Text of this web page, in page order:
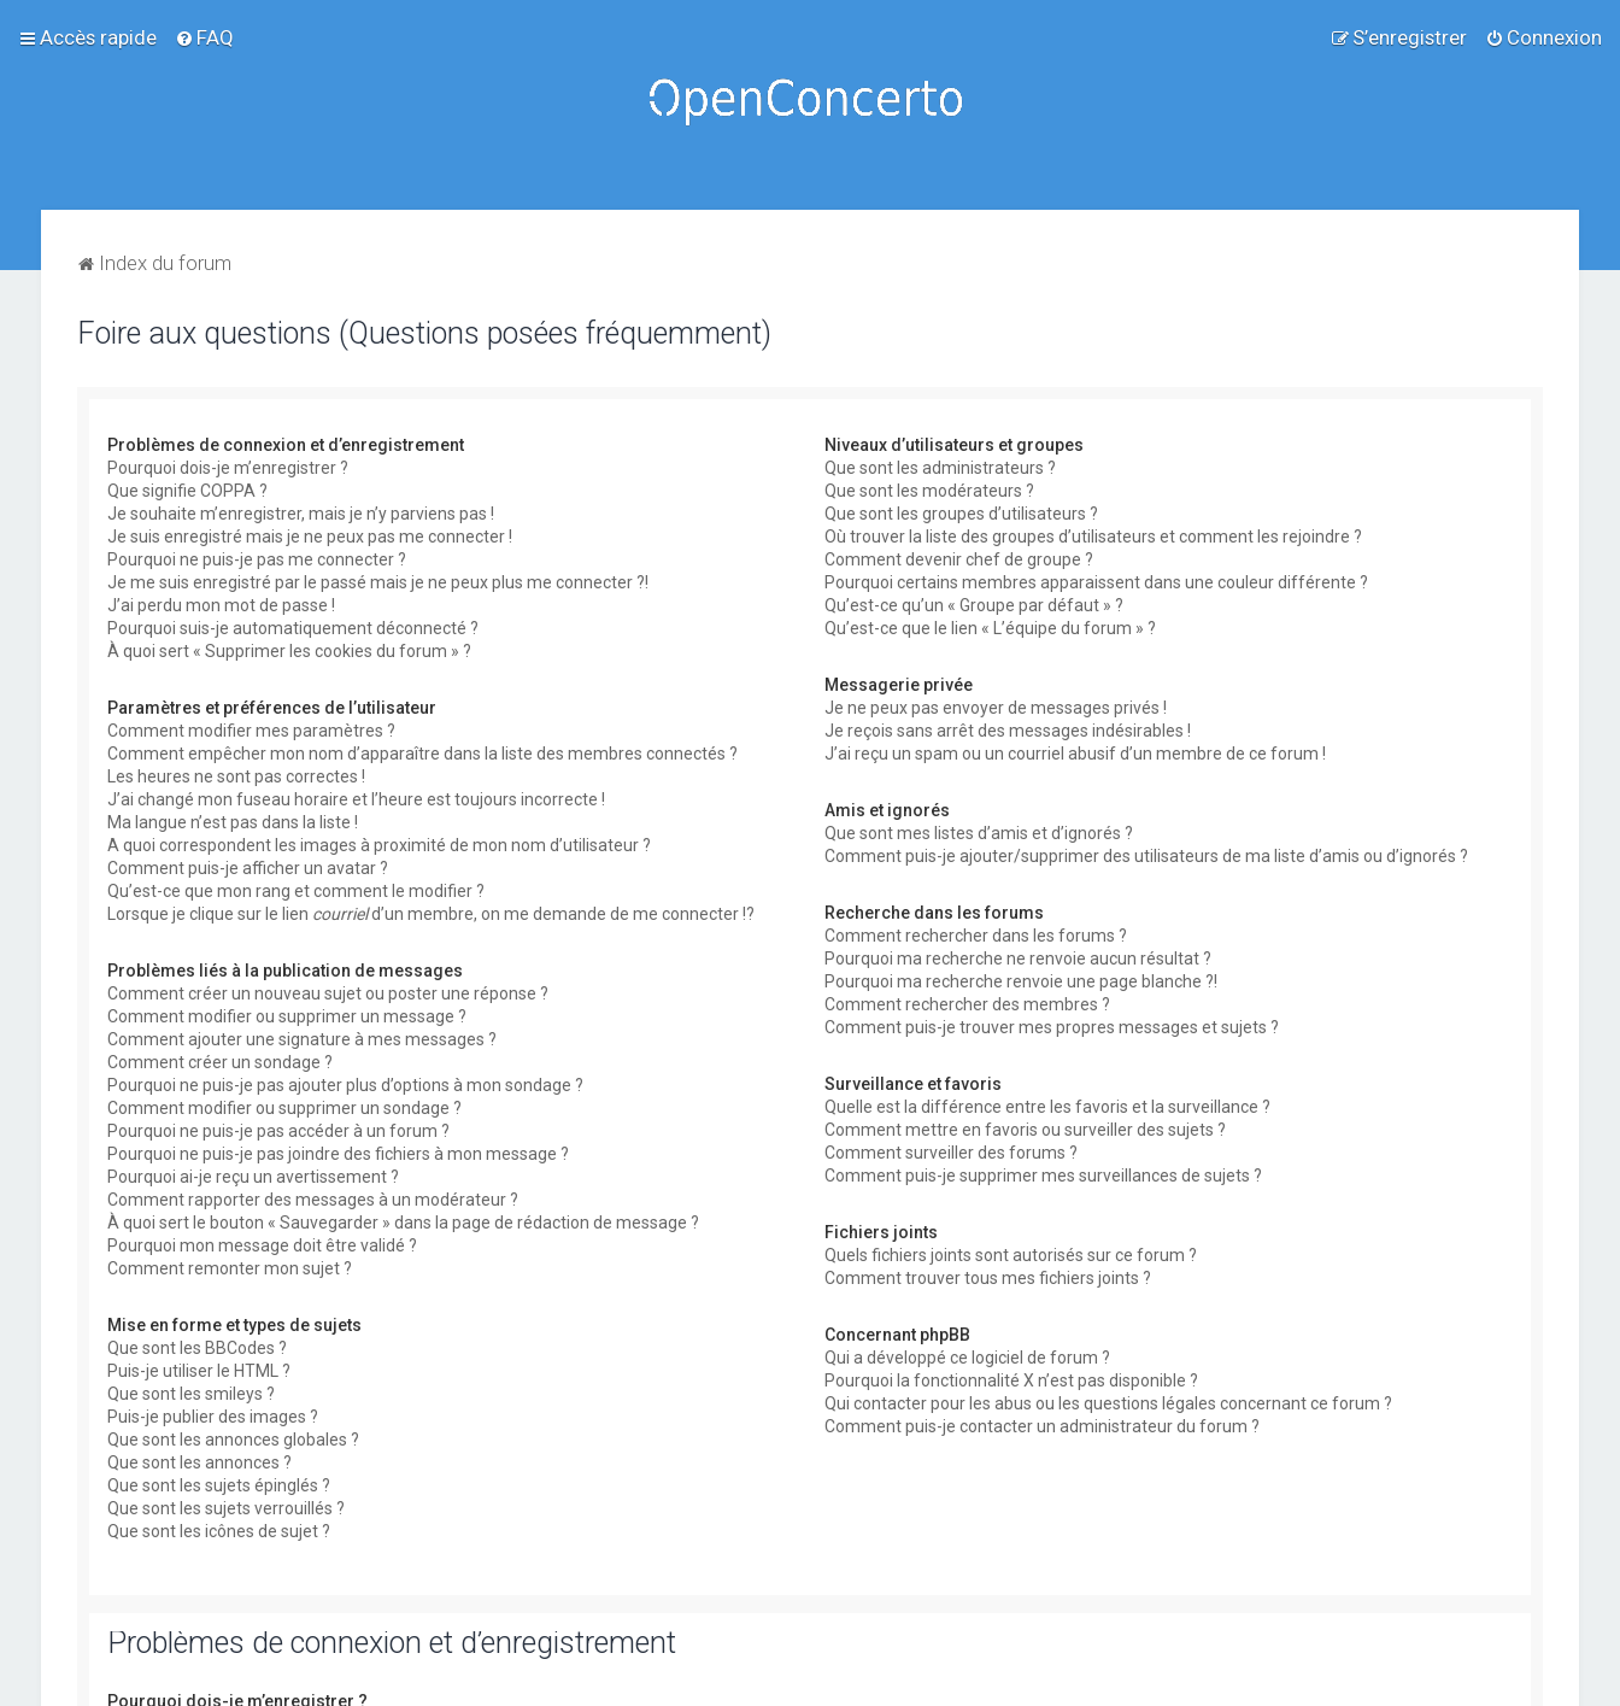
Accès rapide FAQ Connexion
S’enregistrer
Index du forum
Foire aux questions (Questions posées fréquemment)
Problèmes de connexion et d’enregistrement
Pourquoi dois-je m’enregistrer ?
Que signifie COPPA ?
Je souhaite m’enregistrer, mais je n’y parviens pas !
Je suis enregistré mais je ne peux pas me connecter !
Pourquoi ne puis-je pas me connecter ?
Je me suis enregistré par le passé mais je ne peux plus me connecter ?!
J’ai perdu mon mot de passe !
Pourquoi suis-je automatiquement déconnecté ?
À quoi sert « Supprimer les cookies du forum » ?
Paramètres et préférences de l’utilisateur
Comment modifier mes paramètres ?
Comment empêcher mon nom d’apparaître dans la liste des membres connectés ?
Les heures ne sont pas correctes !
J’ai changé mon fuseau horaire et l’heure est toujours incorrecte !
Ma langue n’est pas dans la liste !
A quoi correspondent les images à proximité de mon nom d’utilisateur ?
Comment puis-je afficher un avatar ?
Qu’est-ce que mon rang et comment le modifier ?
Lorsque je clique sur le lien courrield’un membre, on me demande de me connecter !?
Problèmes liés à la publication de messages
Comment créer un nouveau sujet ou poster une réponse ?
Comment modifier ou supprimer un message ?
Comment ajouter une signature à mes messages ?
Comment créer un sondage ?
Pourquoi ne puis-je pas ajouter plus d’options à mon sondage ?
Comment modifier ou supprimer un sondage ?
Pourquoi ne puis-je pas accéder à un forum ?
Pourquoi ne puis-je pas joindre des fichiers à mon message ?
Pourquoi ai-je reçu un avertissement ?
Comment rapporter des messages à un modérateur ?
À quoi sert le bouton « Sauvegarder » dans la page de rédaction de message ?
Pourquoi mon message doit être validé ?
Comment remonter mon sujet ?
Mise en forme et types de sujets
Que sont les BBCodes ?
Puis-je utiliser le HTML ?
Que sont les smileys ?
Puis-je publier des images ?
Que sont les annonces globales ?
Que sont les annonces ?
Que sont les sujets épinglés ?
Que sont les sujets verrouillés ?
Que sont les icônes de sujet ?
Niveaux d’utilisateurs et groupes
Que sont les administrateurs ?
Que sont les modérateurs ?
Que sont les groupes d’utilisateurs ?
Où trouver la liste des groupes d’utilisateurs et comment les rejoindre ?
Comment devenir chef de groupe ?
Pourquoi certains membres apparaissent dans une couleur différente ?
Qu’est-ce qu’un « Groupe par défaut » ?
Qu’est-ce que le lien « L’équipe du forum » ?
Messagerie privée
Je ne peux pas envoyer de messages privés !
Je reçois sans arrêt des messages indésirables !
J’ai reçu un spam ou un courriel abusif d’un membre de ce forum !
Amis et ignorés
Que sont mes listes d’amis et d’ignorés ?
Comment puis-je ajouter/supprimer des utilisateurs de ma liste d’amis ou d’ignorés ?
Recherche dans les forums
Comment rechercher dans les forums ?
Pourquoi ma recherche ne renvoie aucun résultat ?
Pourquoi ma recherche renvoie une page blanche ?!
Comment rechercher des membres ?
Comment puis-je trouver mes propres messages et sujets ?
Surveillance et favoris
Quelle est la différence entre les favoris et la surveillance ?
Comment mettre en favoris ou surveiller des sujets ?
Comment surveiller des forums ?
Comment puis-je supprimer mes surveillances de sujets ?
Fichiers joints
Quels fichiers joints sont autorisés sur ce forum ?
Comment trouver tous mes fichiers joints ?
Concernant phpBB
Qui a développé ce logiciel de forum ?
Pourquoi la fonctionnalité X n’est pas disponible ?
Qui contacter pour les abus ou les questions légales concernant ce forum ?
Comment puis-je contacter un administrateur du forum ?
Problèmes de connexion et d’enregistrement
Pourquoi dois-je m’enregistrer ?